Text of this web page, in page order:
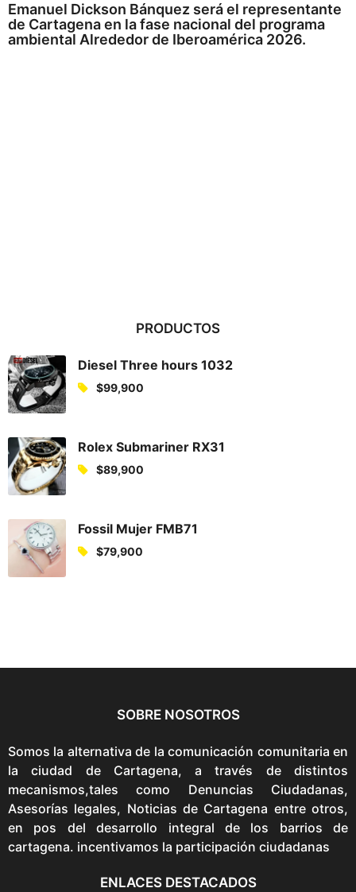
Emanuel Dickson Bánquez será el representante
de Cartagena en la fase nacional del programa
ambiental Alrededor de Iberoamérica 2026.
PRODUCTOS
Diesel Three hours 1032
$99,900
Rolex Submariner RX31
$89,900
Fossil Mujer FMB71
$79,900
SOBRE NOSOTROS
Somos la alternativa de la comunicación comunitaria en
la ciudad de Cartagena, a través de distintos
mecanismos,tales como Denuncias Ciudadanas,
Asesorías legales, Noticias de Cartagena entre otros,
en pos del desarrollo integral de los barrios de
cartagena. incentivamos la participación ciudadanas
ENLACES DESTACADOS